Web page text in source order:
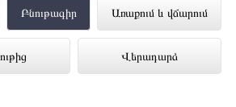
Բնութագիր Առաքում և վճարում
Վերադարձ
Օդաքարշ Պահարան
ներկայացված է
խանութում լավագույն